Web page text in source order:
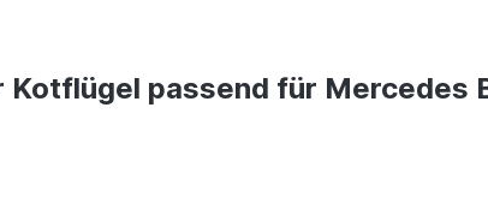
passend für Mercedes